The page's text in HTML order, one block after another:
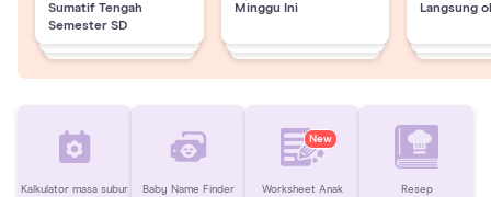
Sumatif Tengah
Semester SD
Minggu Ini
Langsung
Kalkulator masa subur Baby Name Finder
New
Worksheet Anak Resep